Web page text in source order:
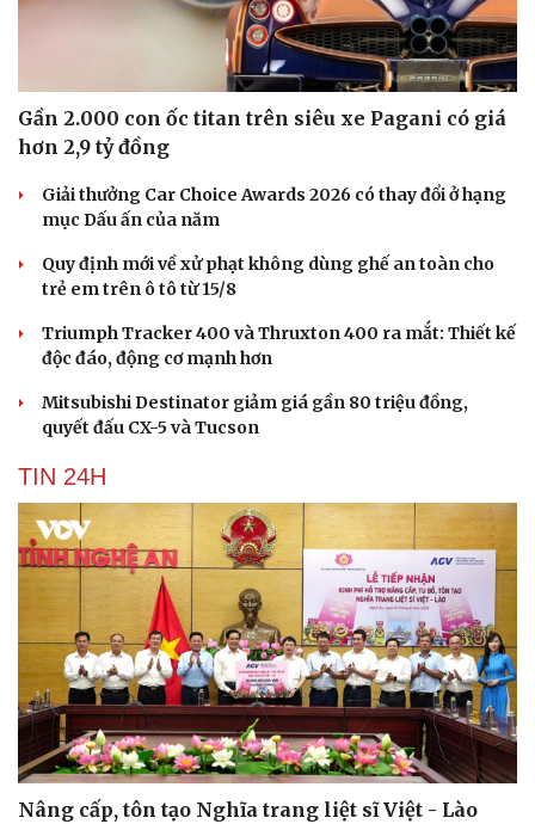
Gần 2.000 con ốc titan trên siêu xe Pagani có giá
hơn 2,9 tỷ đồng
Giải thưởng Car Choice Awards 2026 có thay đổi ở hạng
mục Dấu ấn của năm
Quy định mới về xử phạt không dùng ghế an toàn cho
trẻ em trên ô tô từ 15/8
Triumph Tracker 400 và Thruxton 400 ra mắt: Thiết kế
độc đáo, động cơ mạnh hơn
Mitsubishi Destinator giảm giá gần 80 triệu đồng,
quyết đấu CX-5 và Tucson
TIN 24H
Nâng cấp, tôn tạo Nghĩa trang liệt sĩ Việt - Lào